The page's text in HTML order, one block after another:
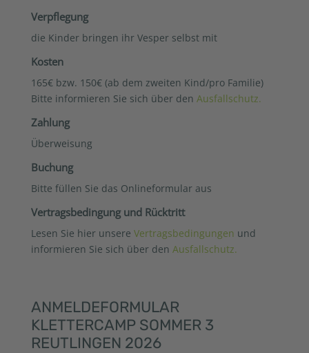
Verpflegung
die Kinder bringen ihr Vesper selbst mit
Kosten
165€ bzw. 150€ (ab dem zweiten Kind/pro Familie)
Bitte informieren Sie sich über den Ausfallschutz.
Zahlung
Überweisung
Buchung
Bitte füllen Sie das Onlineformular aus
Vertragsbedingung und Rücktritt
Lesen Sie hier unsere Vertragsbedingungen und
informieren Sie sich über den Ausfallschutz.
ANMELDEFORMULAR
KLETTERCAMP SOMMER 3
REUTLINGEN 2026